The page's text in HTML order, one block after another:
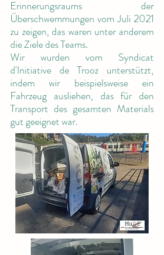
Erinnerungsraums der
Überschwemmungen vom Juli 2021
zu zeigen, das waren unter anderem
die Ziele des Teams.
Wir wurden vom Syndicat
d'Initiative de Trooz unterstützt,
indem wir beispielsweise ein
Fahrzeug ausliehen, das für den
Transport des gesamten Materials
gut geeignet war.